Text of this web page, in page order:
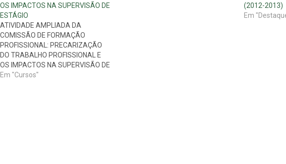
OS IMPACTOS NA SUPERVISÃO DE
ESTÁGIO
ATIVIDADE AMPLIADA DA
COMISSÃO DE FORMAÇÃO
PROFISSIONAL: PRECARIZAÇÃO
DO TRABALHO PROFISSIONAL E
OS IMPACTOS NA SUPERVISÃO DE
ESTÁGIO DATA: 19/11/2013
Em "Cursos"
(2012-2013)
Em